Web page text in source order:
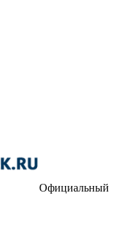
Официальный